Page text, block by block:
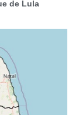
de Lula